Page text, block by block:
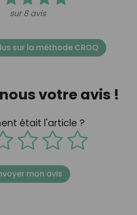
sur 8 avis
sur la méthode CROQ
votre avis !
était l'article ?
mon avis